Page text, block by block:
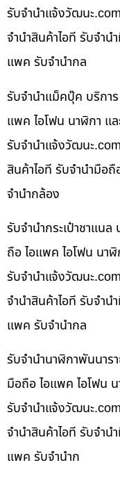
รับจํานําแจ้งวัฒนะ
จำนำสินค้าไอที รับจำน
แพค รับจำนำกล
รับจำนำแม็คบุ๊ค บริกา
แพค ไอโฟน นาฬิกา แ
รับจํานําแจ้งวัฒนะ
สินค้าไอที รับจำนำมือ
จำนำกล้อง
รับจำนำกระเป๋าชาแน
ถือ ไอแพค ไอโฟน นา
รับจํานําแจ้งวัฒนะ
จำนำสินค้าไอที รับจำน
แพค รับจำนำกล
รับจำนำนาฬิกาพันนาร
มือถือ ไอแพค ไอโฟน
รับจํานําแจ้งวัฒนะ
จำนำสินค้าไอที รับจำน
แพค รับจำนำก